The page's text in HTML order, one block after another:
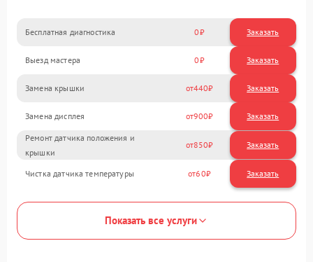
Бесплатная диагностика 0 Заказать
Выезд мастера 0 Заказать
Замена крышки 440
Замена дисплея 900
Ремонт датчика положения и
крышки
850
Чистка датчика температуры 60
Показать все услуги